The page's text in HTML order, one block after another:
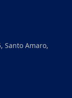
Santo Amaro,